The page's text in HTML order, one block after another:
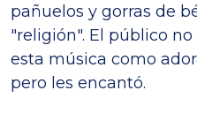
pañuelos y gorras de
"religión". El público
esta música como
pero les encantó.